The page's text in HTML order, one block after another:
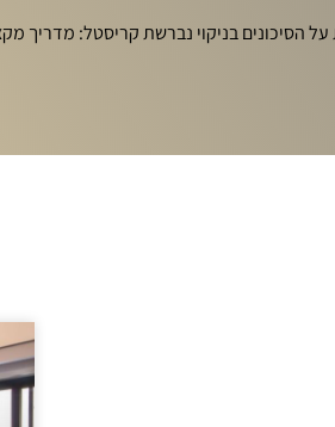
הסיכונים בניקוי נברשת קריסטל: מדריך